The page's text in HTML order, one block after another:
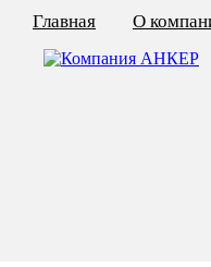
Главная О